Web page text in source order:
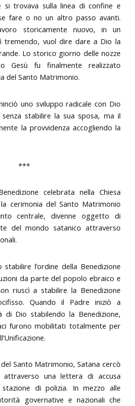
si trovava sulla linea di confine e
fare o no un altro passo avanti.
storicamente nuovo, in un
tremendo, vuol dire dare a Dio la
Lo storico giorno delle nozze
Gesù fu finalmente realizzato
del Santo Matrimonio.
uno sviluppo radicale con Dio
stabilire la sua sposa, ma il
la provvidenza accogliendo la
***
celebrata nella Chiesa
la cerimonia del Santo Matrimonio
centrale, divenne oggetto di
del mondo satanico attraverso
l’ordine della Benedizione
da parte del popolo ebraico e
riuscì a stabilire la Benedizione
Quando il Padre iniziò a
di Dio stabilendo la Benedizione,
furono mobilitati totalmente per
Santo Matrimonio, Satana cercò
una lettera di accusa
di polizia. In mezzo alle
governative e nazionali che